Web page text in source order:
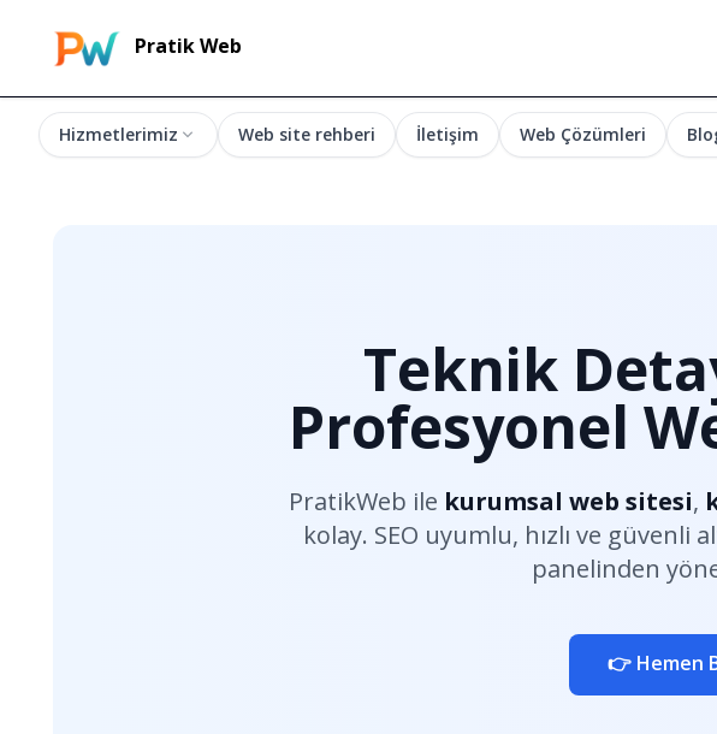
Pratik Web
Hizmetlerimiz Web site rehberi İletişim Web Çözümleri
Teknik
Profesyonel
PratikWeb ile kurumsal web sitesi,
kolay. SEO uyumlu, hızlı ve güvenli
panelinden
👉 Hemen